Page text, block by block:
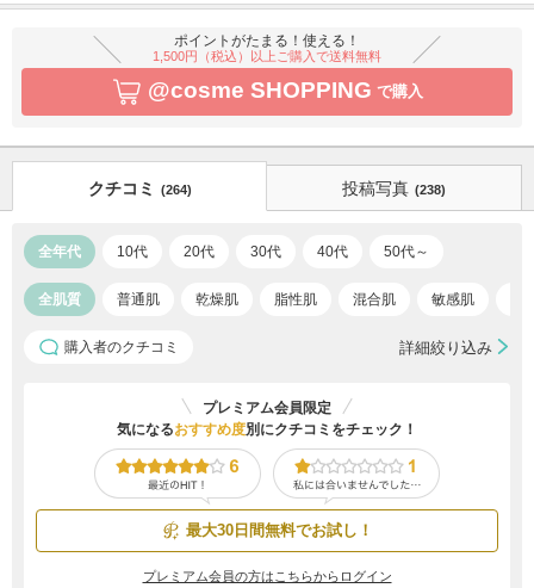
ポイントがたまる！使える！
1,500円（税込）以上ご購入で送料無料
@cosme SHOPPING で購入
クチコミ (264) 投稿写真 (238)
全年代 10代 20代 30代 40代 50代～
全肌質 普通肌 乾燥肌 脂性肌 混合肌 敏感肌
購入者のクチコミ 詳細絞り込み
プレミアム会員限定
気になるおすすめ度別にクチコミをチェック！
最大30日間無料でお試し！
プレミアム会員の方はこちらからログイン